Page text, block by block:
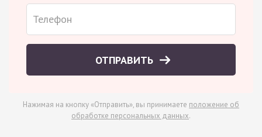
ОТПРАВИТЬ
Нажимая на кнопку «Отправить», вы принимаете положение об
обработке персональных данных.